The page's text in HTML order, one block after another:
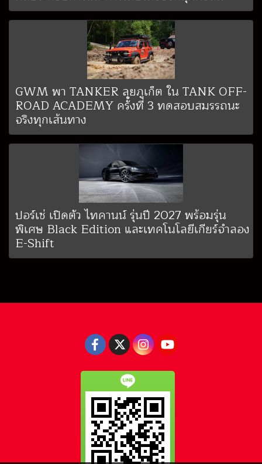
GWM พา TANKER ลุยภูเก็ต ใน TANK OFF-
ROAD ACADEMY ครั้งที่ 3 ทดสอบสมรรถนะ
จริงทุกเส้นทาง
ปอร์เช่ เปิดตัว ไทคานน์ รุ่นปี 2027 พร้อมรุ่น
พิเศษ Black Edition และเทคโนโลยีเกียร์จำลอง
E-Shift